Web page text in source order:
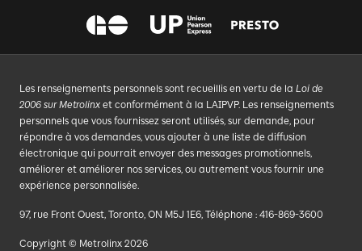
Les renseignements personnels sont recueillis en vertu de la Loi de
2006 sur Metrolinx et conformément à la LAIPVP. Les renseignements
personnels que vous fournissez seront utilisés, sur demande, pour
répondre à vos demandes, vous ajouter à une liste de diffusion
électronique qui pourrait envoyer des messages promotionnels,
améliorer et améliorer nos services, ou autrement vous fournir une
expérience personnalisée.
97, rue Front Ouest, Toronto, ON M5J 1E6, Téléphone : 416-869-3600
Copyright © Metrolinx 2026